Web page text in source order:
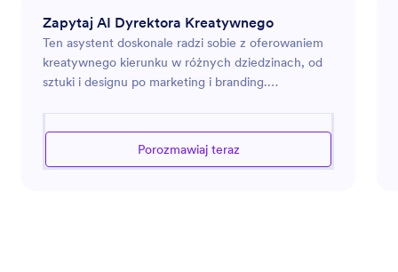
Zapytaj AI Dyrektora Kreatywnego
Ten asystent doskonale radzi sobie z oferowaniem
kreatywnego kierunku w różnych dziedzinach, od
sztuki i designu po marketing i branding.
aby inspirować i prowadzić użytkowników w
dążeniu do osiągnięcia wizualnie przekonujących i
Porozmawiaj teraz